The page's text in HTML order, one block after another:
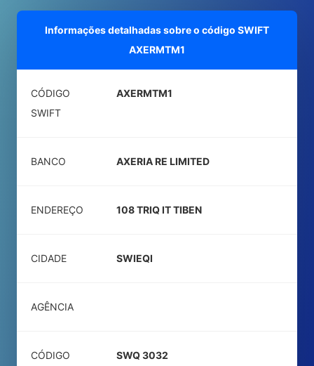
Informações detalhadas sobre o código SWIFT
AXERMTM1
CÓDIGO
SWIFT
AXERMTM1
BANCO AXERIA RE LIMITED
ENDEREÇO 108 TRIQ IT TIBEN
CIDADE SWIEQI
AGÊNCIA
CÓDIGO
SWQ 3032